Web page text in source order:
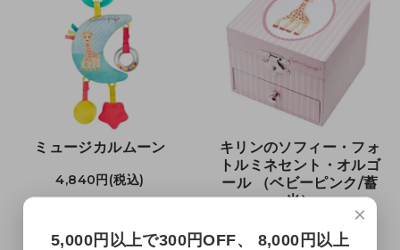
ミュージカルムーン
4,840円(税込)
キリンのソフィー・フォ
トルミネセント・オルゴ
ール （ベビーピンク/蓄
光）
4,180円(税込)
×
5,000円以上で300円OFF、 8,000円以上